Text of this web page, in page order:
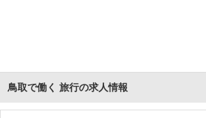
鳥取で働く 旅行の求人情報